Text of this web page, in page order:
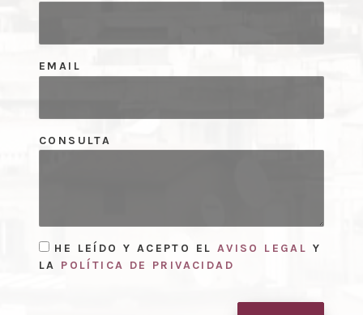
EMAIL
CONSULTA
HE LEÍDO Y ACEPTO EL AVISO LEGAL Y
LA POLÍTICA DE PRIVACIDAD